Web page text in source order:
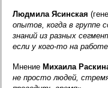
Людмила Ясинская
опытов, когда в группе
знаний из разных
если у кого-то на
Мнение Михаила
не просто людей,